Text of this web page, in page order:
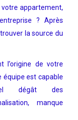
appartement,
? Après
la source du
l’origine de votre
équipe est capable
dégât des
manque